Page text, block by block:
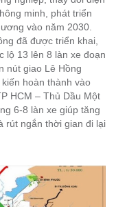
minh, phát triển
vào năm 2030.
đã được triển khai,
lộ 13 lên 8 làn xe đoạn
nút giao Lê Hồng
hoàn thành vào
HCM – Thủ Dầu Một
6-8 làn xe giúp tăng
rút ngắn thời gian đi lại